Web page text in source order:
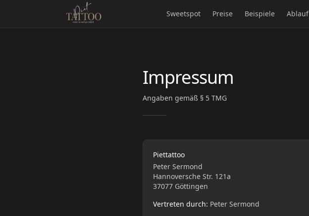
Sweetspot Preise Beispiele Ablauf
Impressum
Angaben gemäß § 5 TMG
Piettattoo
Peter Sermond
Hannoversche Str. 121a
37077 Göttingen
Vertreten durch: Peter Sermond